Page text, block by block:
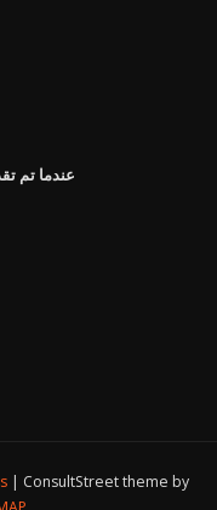
عندما تم
ConsultStreet theme by